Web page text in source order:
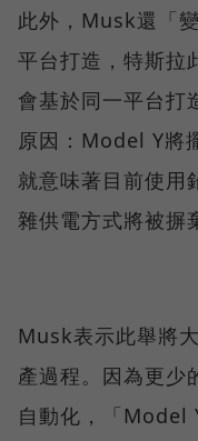
此外，Musk還「
平台打造，特斯
會基於同一平台打
原因：Model Y將
就意味著目前使用
雜供電方式將被摒
Musk表示此舉將
產過程。因為更少
自動化，「Model